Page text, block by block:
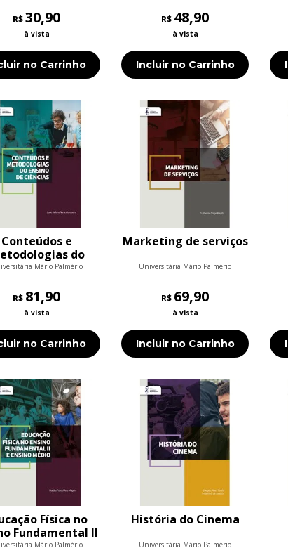
Infantil
R$30,90
à vista
no Carrinho
R$ 48,90
à vista
Incluir no Carrinho
Conteúdos e
do
de Ciências
Mário Palmério
R$ 81,90
à vista
no Carrinho
Marketing de serviços
Universitária Mário Palmério
R$ 69,90
à vista
Incluir no Carrinho
Física no
Fundamental II
Ensino Médio
Mário Palmério
História do Cinema
Universitária Mário Palmério